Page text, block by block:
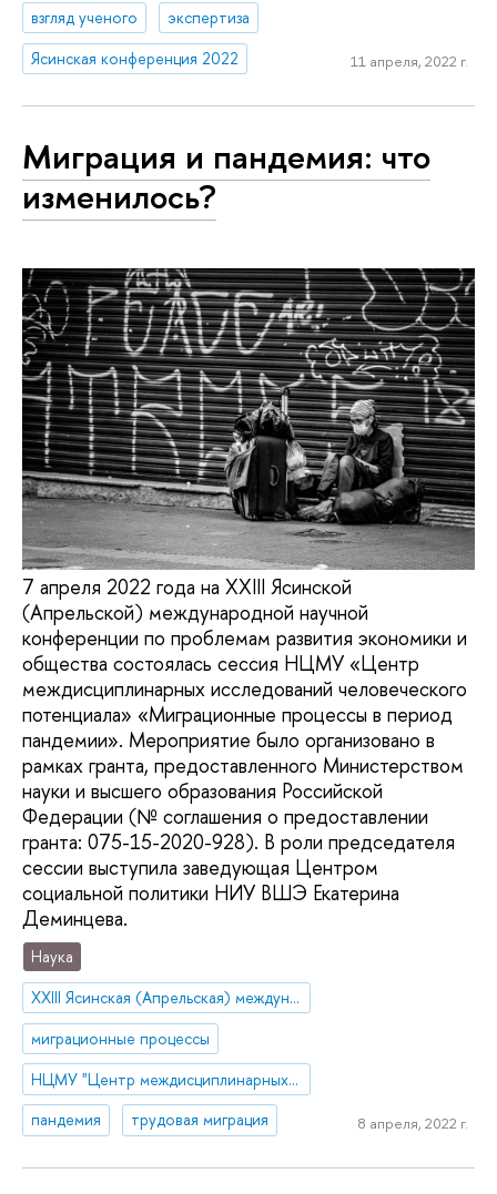
взгляд ученого
экспертиза
Ясинская конференция 2022
11 апреля, 2022 г.
Миграция и пандемия: что
изменилось?
7 апреля 2022 года на XXIII Ясинской
(Апрельской) международной научной
конференции по проблемам развития экономики и
общества состоялась сессия НЦМУ «Центр
междисциплинарных исследований человеческого
потенциала» «Миграционные процессы в период
пандемии». Мероприятие было организовано в
рамках гранта, предоставленного Министерством
науки и высшего образования Российской
Федерации (№ соглашения о предоставлении
гранта: 075-15-2020-928). В роли председателя
сессии выступила заведующая Центром
социальной политики НИУ ВШЭ Екатерина
Деминцева.
Наука
XXIII Ясинская (Апрельская) международная научная конференция
миграционные процессы
НЦМУ "Центр междисциплинарных исследований человеческого потенциала"
пандемия
трудовая миграция 8 апреля, 2022 г.